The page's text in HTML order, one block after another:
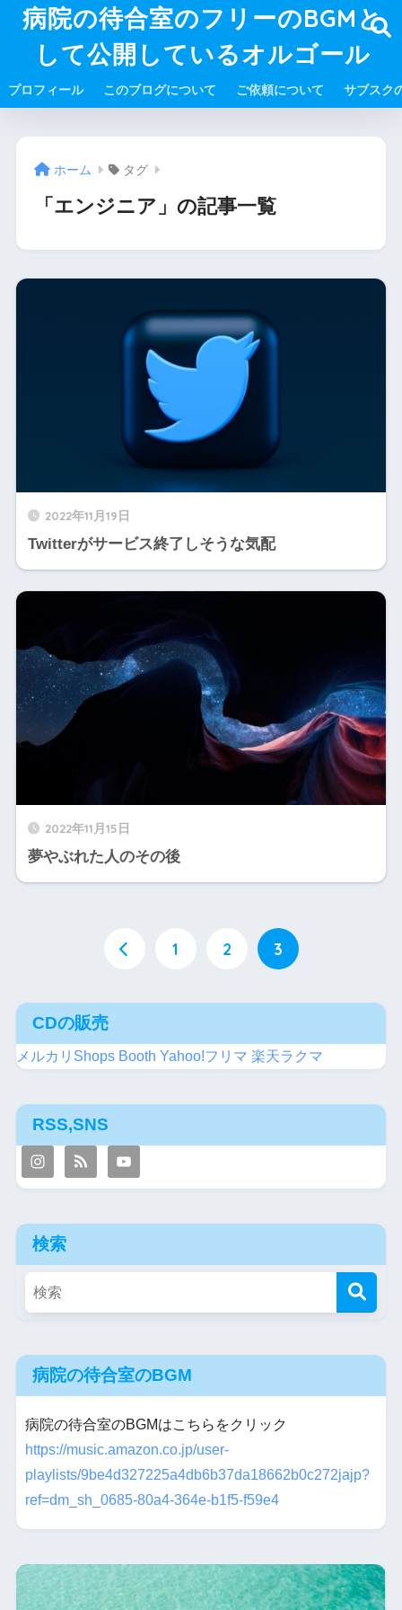
病院の待合室のフリーのBGMと
して公開しているオルゴール
プロフィール このブログについて ご依頼について サブスク
ホーム タグ
「エンジニア」の記事一覧
2022年11月19日
Twitterがサービス終了しそうな気配
2022年11月15日
夢やぶれた人のその後
1 2 3
CDの販売
メルカリShops Booth Yahoo!フリマ 楽天ラクマ
RSS,SNS
検索
病院の待合室のBGM
病院の待合室のBGMはこちらをクリック
https://music.amazon.co.jp/user-
playlists/9be4d327225a4db6b37da18662b0c272jajp?
ref=dm_sh_0685-80a4-364e-b1f5-f59e4